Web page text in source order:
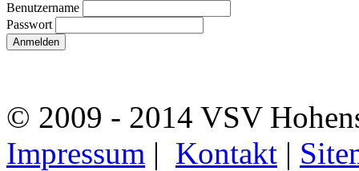
Benutzername
Passwort
© 2009 - 2014 VSV
Impressum | Kontakt |